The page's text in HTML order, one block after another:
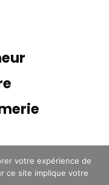
votre expérience de
ce site implique votre